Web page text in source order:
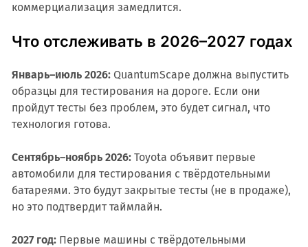
коммерциализация замедлится.
Что отслеживать в 2026–2027 годах
Январь–июль 2026:QuantumScape должна выпустить
образцы для тестирования на дороге. Если они
пройдут тесты без проблем, это будет сигнал, что
технология готова.
Сентябрь–ноябрь 2026:Toyota объявит первые
автомобили для тестирования с твёрдотельными
батареями. Это будут закрытые тесты (не в продаже),
но это подтвердит таймлайн.
2027 год:Первые машины с твёрдотельными